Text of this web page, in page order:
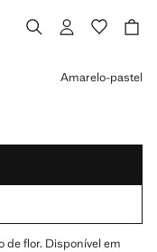
Amarelo-pastel
de flor. Disponível em